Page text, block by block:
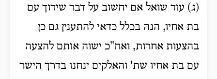
(ג) עוד שואל אם יחשוב על דבר שידוך עם
בת אחיו, הנה בכלל כדאי להתענין גם כן
בהצעות אחרות, ואח"כ ישוה אותם להצעה
עם בת אחיו שת' והאלקים ינחנו בדרך הישר